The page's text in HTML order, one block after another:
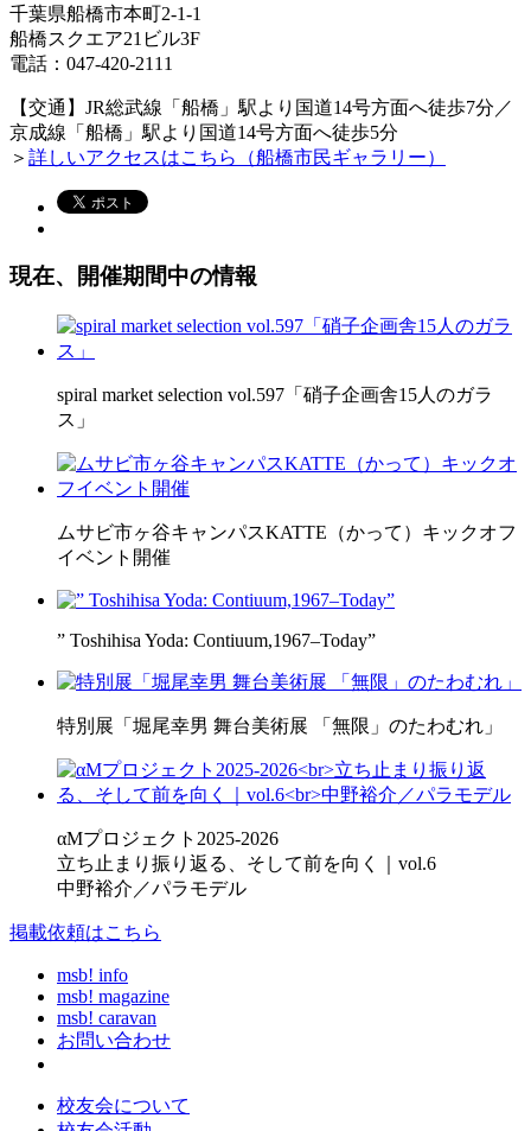
千葉県船橋市本町2-1-1
船橋スクエア21ビル3F
電話：047-420-2111
【交通】JR総武線「船橋」駅より国道14号方面へ徒歩7分／
京成線「船橋」駅より国道14号方面へ徒歩5分
＞ 詳しいアクセスはこちら（船橋市民ギャラリー）
現在、開催期間中の情報
spiral market selection vol.597「硝子企画舎15人のガラ
ス」
ムサビ市ヶ谷キャンパスKATTE（かって）キックオフ
イベント開催
” Toshihisa Yoda: Contiuum,1967–Today”
特別展「堀尾幸男 舞台美術展 「無限」のたわむれ」
αMプロジェクト2025-2026
立ち止まり振り返る、そして前を向く｜vol.6
中野裕介／パラモデル
掲載依頼はこちら
msb! info
msb! magazine
msb! caravan
お問い合わせ
校友会について